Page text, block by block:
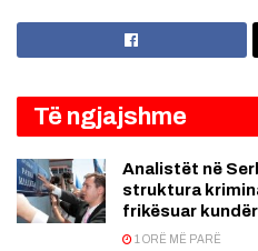
Të ngjajshme
Analistët në
struktura
frikësuar
1 ORË MË PARË